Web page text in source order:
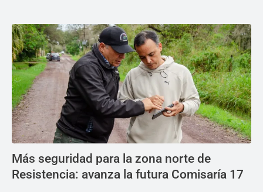
Más seguridad para la zona norte de
Resistencia: avanza la futura Comisaría 17